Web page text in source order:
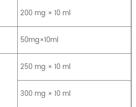
200 mg × 10 ml
50mg×10ml
250 mg × 10 ml
300 mg × 10 ml